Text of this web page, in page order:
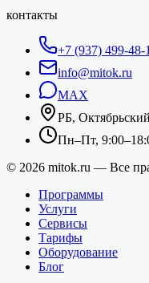
контакты
+7 (937) 499-48-
info@mitok.ru
MAX
РБ,
Пн–Пт,
© 2026 mitok.ru — Все
Программы
Услуги
Сервисы
Тарифы
Оборудование
Блог